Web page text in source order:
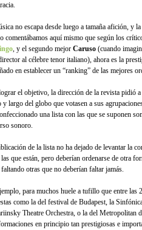
no escapa desde luego a tamaña afición, y
comentábamos aquí mismo que según los
, y el segundo mejor Caruso (cuando
al célebre tenor italiano), ahora es la
en establecer un “ranking” de las mejores
el objetivo, la dirección de la revista pidió
y largo del globo que votasen a sus
una lista con las que se suponen
sonoro.
de la lista no ha dejado de levantar la
que están, pero deberían ordenarse de otra
faltando otras que no deberían faltar jamás.
para muchos huele a tufillo que entre
como la del festival de Budapest, la
Theatre Orchestra, o la del Metropolitan
en principio tan prestigiosas e